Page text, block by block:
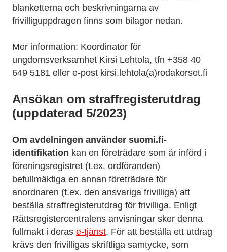
blanketterna och beskrivningarna av
frivilliguppdragen finns som bilagor nedan.
Mer information: Koordinator för
ungdomsverksamhet Kirsi Lehtola, tfn +358 40
649 5181 eller e-post kirsi.lehtola(a)rodakorset.fi
Ansökan om straffregisterutdrag
(uppdaterad 5/2023)
Om avdelningen använder suomi.fi-
identifikation kan en företrädare som är införd i
föreningsregistret (t.ex. ordföranden)
befullmäktiga en annan företrädare för
anordnaren (t.ex. den ansvariga frivilliga) att
beställa straffregisterutdrag för frivilliga. Enligt
Rättsregistercentralens anvisningar sker denna
fullmakt i deras e-tjänst. För att beställa ett utdrag
krävs den frivilligas skriftliga samtycke, som